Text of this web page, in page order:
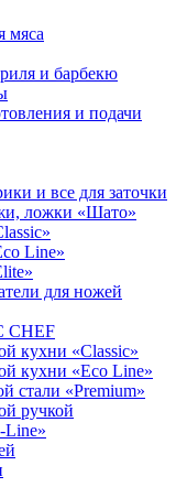
мяса
и барбекю
и подачи
и все для заточки
ложки «Шато»
Line»
для ножей
CHEF
кухни «Classic»
кухни «Eco Line»
стали «Premium»
ручкой
Line»